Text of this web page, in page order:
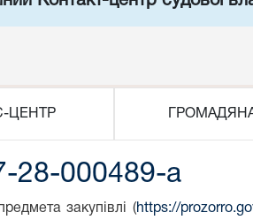
ЦЕНТР
28-000489-a
закупівлі ( https://